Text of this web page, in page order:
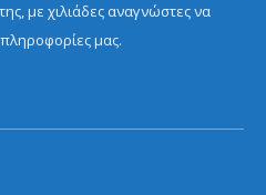
με χιλιάδες αναγνώστες να
μας.